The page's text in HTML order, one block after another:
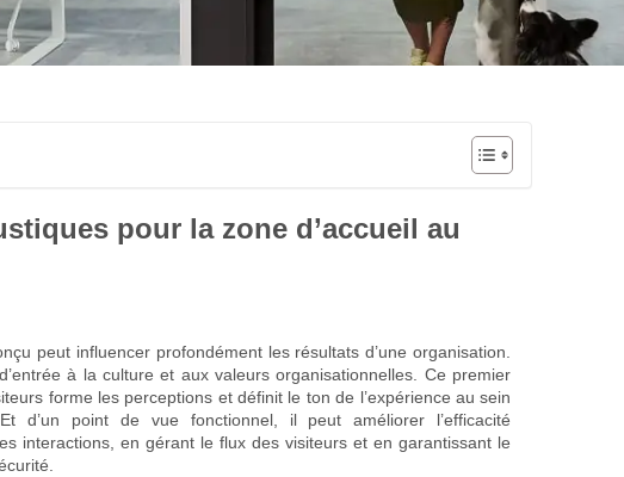
pour la zone d’accueil au
peut influencer profondément les résultats d’une organisation.
à la culture et aux valeurs organisationnelles. Ce premier
forme les perceptions et définit le ton de l’expérience au sein
d’un point de vue fonctionnel, il peut améliorer l’efficacité
interactions, en gérant le flux des visiteurs et en garantissant le